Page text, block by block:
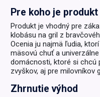
Pre koho je
Produkt je vhodný pre
klobásu na gril z
Ocenia ju najmä ľudia,
mäsovú chuť a
domácnosti, ktoré si chcú
zvyškov, aj pre milovníkov
Zhrnutie výhod